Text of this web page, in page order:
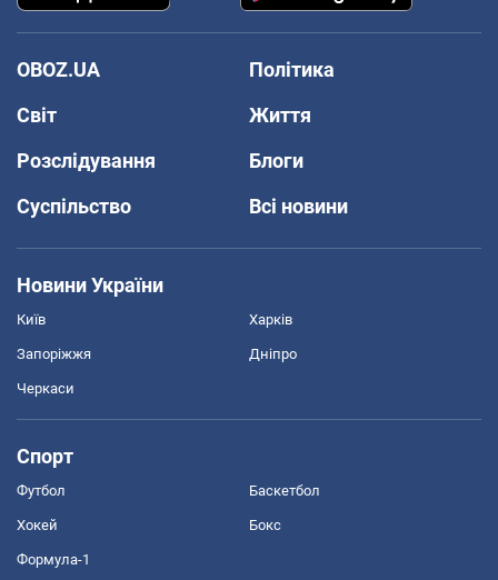
OBOZ.UA
Політика
Світ
Життя
Розслідування
Блоги
Суспільство
Всі новини
Новини України
Київ Харків
Запоріжжя Дніпро
Черкаси
Спорт
Футбол Баскетбол
Хокей Бокс
Формула-1